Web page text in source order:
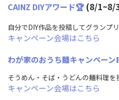
CAINZ DIYアワード🏆 (8/1~8/
自分でDIY作品を投稿してグランプ
キャンペーン会場はこちら
わが家のおうち麺キャンペーン
そうめん・そば・うどんの麺料理を
キャンペーン会場はこちら